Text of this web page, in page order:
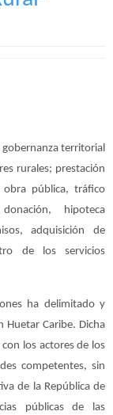
territorial
rurales; prestación
pública, tráfico
hipoteca
adquisición de
de los servicios
ha delimitado y
Huetar Caribe. Dicha
los actores de los
competentes, sin
de la República de
públicas de las